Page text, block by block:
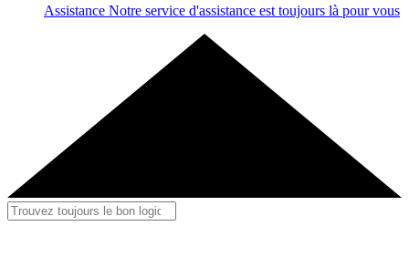
Assistance Notre service d'assistance est toujours là pour vous